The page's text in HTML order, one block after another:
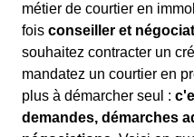
métier de courtier en
fois conseiller et
souhaitez contracter un
mandatez un courtier en
plus à démarcher seul :
demandes, démarches